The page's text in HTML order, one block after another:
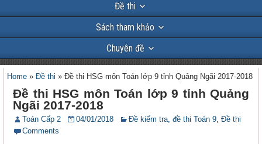
Đề thi
Sách tham khảo
Chuyên đề
Home » Đề thi » Đề thi HSG môn Toán lớp 9 tỉnh Quảng Ngãi 2017-2018
Đề thi HSG môn Toán lớp 9 tỉnh Quảng
Ngãi 2017-2018
Toán Cấp 2 04/01/2018 Đề kiểm tra, đề thi Toán 9, Đề thi
Comments